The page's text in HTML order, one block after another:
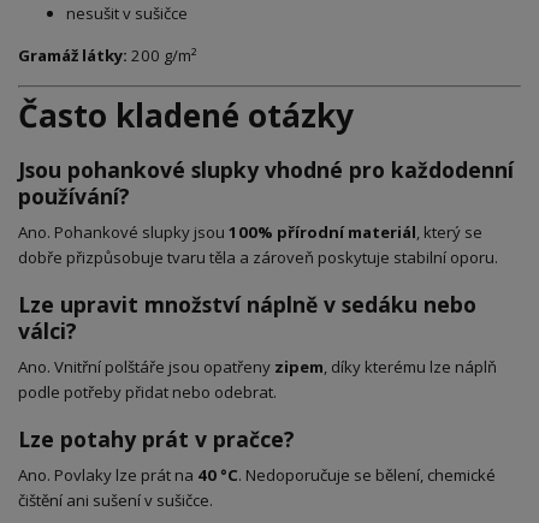
nesušit v sušičce
Gramáž látky: 200 g/m²
Často kladené otázky
Jsou pohankové slupky vhodné pro každodenní
používání?
Ano. Pohankové slupky jsou 100% přírodní materiál , který se
dobře přizpůsobuje tvaru těla a zároveň poskytuje stabilní oporu.
Lze upravit množství náplně v sedáku nebo
válci?
Ano. Vnitřní polštáře jsou opatřeny zipem, díky kterému lze náplň
podle potřeby přidat nebo odebrat.
Lze potahy prát v pračce?
Ano. Povlaky lze prát na 40 °C. Nedoporučuje se bělení, chemické
čištění ani sušení v sušičce.